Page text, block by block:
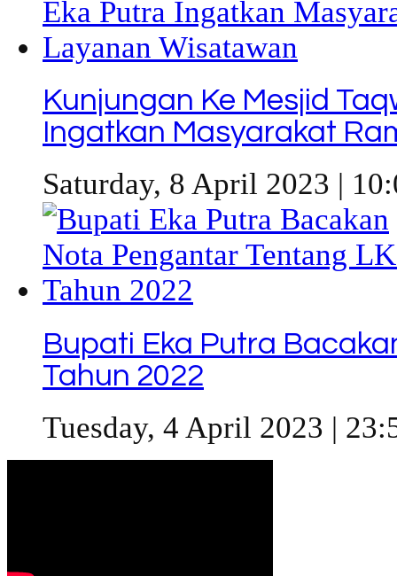
Kunjungan Ke Mesjid
Ingatkan Masyarakat
Saturday, 8 April 2023 |
Bupati Eka Putra
Tahun 2022
Tuesday, 4 April 2023 |